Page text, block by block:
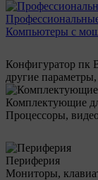
Компьютеры с
Конфигуратор пк
другие
Комплектующие
Процессоры,
Периферия
Мониторы,